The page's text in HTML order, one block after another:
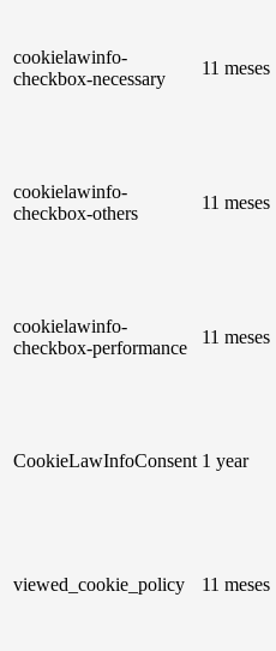
cookielawinfo-
checkbox-necessary
11 meses
cookielawinfo-
checkbox-others
11 meses
cookielawinfo-
checkbox-performance
11 meses
CookieLawInfoConsent 1 year
viewed_cookie_policy 11 meses